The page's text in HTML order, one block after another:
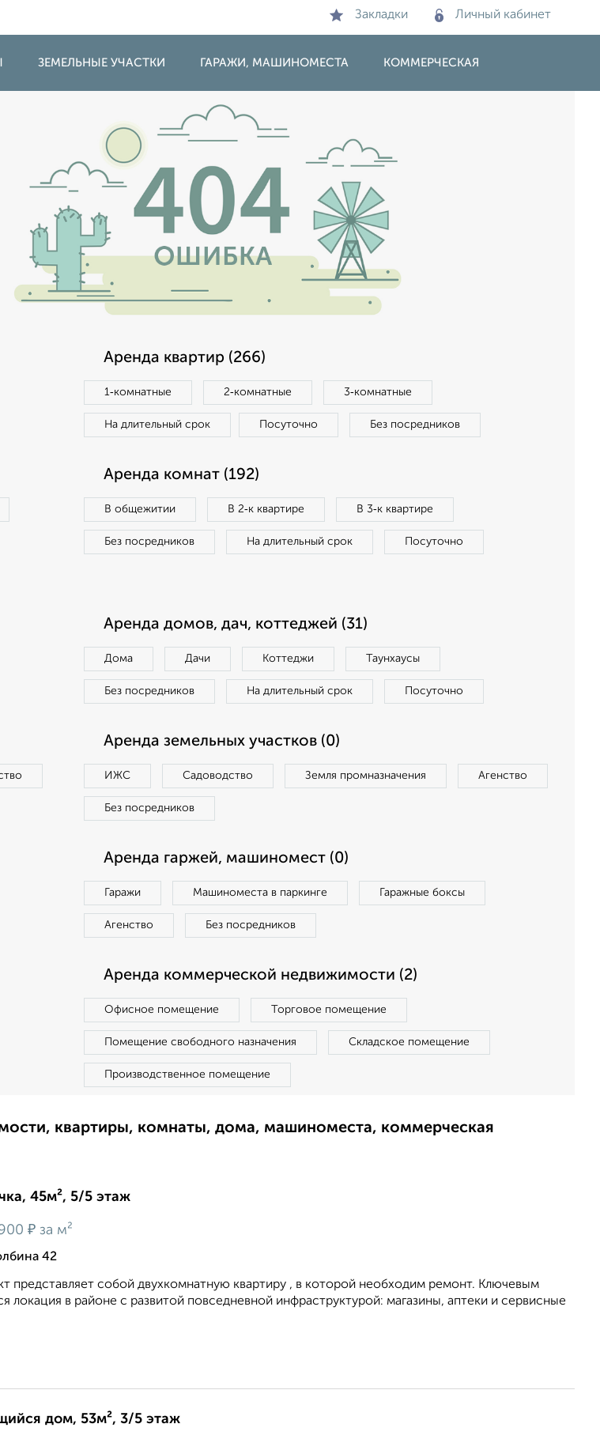
Закладки Личный кабинет
ЗЕМЕЛЬНЫЕ УЧАСТКИ ГАРАЖИ, МАШИНОМЕСТА КОММЕРЧЕСКАЯ
Аренда квартир (266)
1‑комнатные 2‑комнатные 3‑комнатные
На длительный срок Посуточно Без посредников
Аренда комнат (192)
В общежитии В 2‑к квартире В 3‑к квартире
Без посредников На длительный срок Посуточно
Аренда домов, дач, коттеджей (31)
Дома Дачи Коттеджи Таунхаусы
Без посредников На длительный срок Посуточно
Аренда земельных участков (0)
ИЖС Садоводство Земля промназначения Агенство
Без посредников
Аренда гаржей, машиномест (0)
Гаражи Машиноместа в паркинге Гаражные боксы
Агенство Без посредников
Аренда коммерческой недвижимости (2)
Офисное помещение Торговое помещение
Помещение свободного назначения Складское помещение
Производственное помещение
квартиры, комнаты, дома, машиноместа, коммерческая
45м², 5/5 этаж
₽ за м²
42
представляет собой двухкомнатную квартиру , в которой необходим ремонт. Ключевым
локация в районе с развитой повседневной инфраструктурой: магазины, аптеки и сервисные
дом, 53м², 3/5 этаж